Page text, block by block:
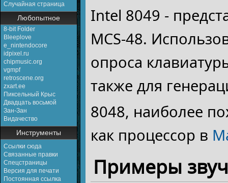
Случайная страница
Любопытное
8-bit Folder
Bleeplove
e_nintendocore
idpixel.ru
chipmusic.org
vgmpf
retroscene.org
zxart.ee
Пиксельный Крыс
Двадцать восьмой
Зан-Зан
Видачество
Инструменты
Ссылки сюда
Связанные правки
Спецстраницы
Версия для печати
Постоянная ссылка
Intel 8049 -
MCS-48.
опроса
также для
8048, наиболее
как процессор в
Примеры